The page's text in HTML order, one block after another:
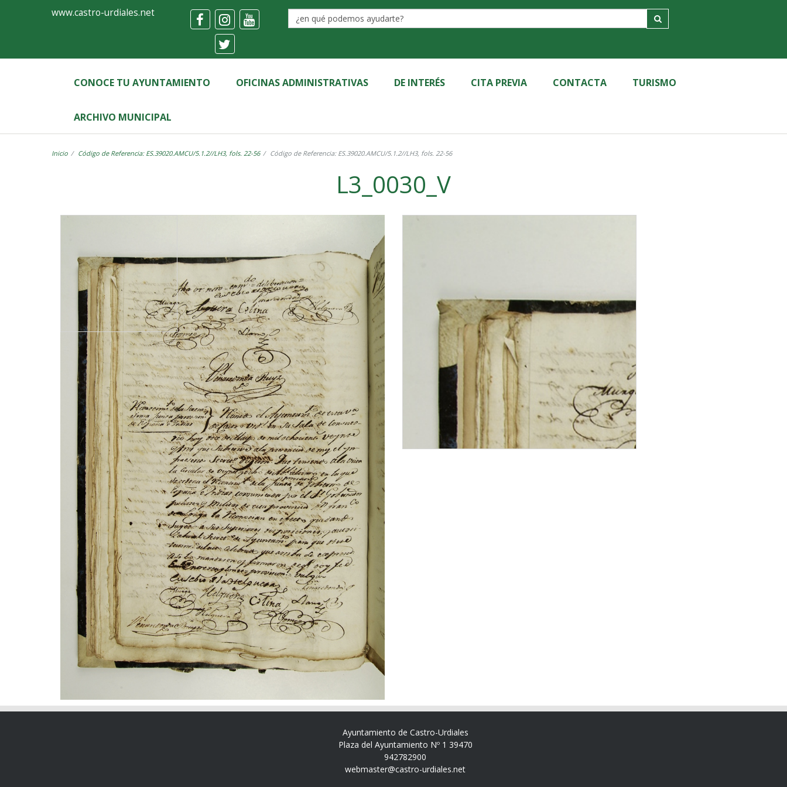
Ayuntamiento
Castro-
Urdiales
www.castro-urdiales.net
CONOCE TU AYUNTAMIENTO OFICINAS ADMINISTRATIVAS DE INTERÉS CITA PREVIA CONTACTA TURISMO
ARCHIVO MUNICIPAL
Inicio Código de Referencia: ES.39020.AMCU/5.1.2//LH3, fols. 22-56 Código de Referencia: ES.39020.AMCU/5.1.2//LH3, fols. 22-56
L3_0030_V
Ayuntamiento de Castro-Urdiales
Plaza del Ayuntamiento Nº 1 39470
942782900
webmaster@castro-urdiales.net